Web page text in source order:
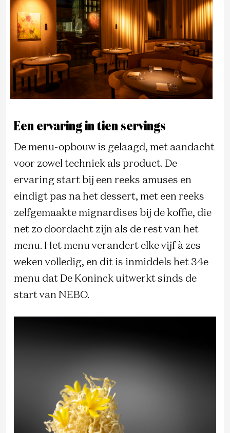
Een ervaring in tien servings
De menu-opbouw is gelaagd, met aandacht
voor zowel techniek als product. De
ervaring start bij een reeks amuses en
eindigt pas na het dessert, met een reeks
zelfgemaakte mignardises bij de koffie, die
net zo doordacht zijn als de rest van het
menu. Het menu verandert elke vijf à zes
weken volledig, en dit is inmiddels het 34e
menu dat De Koninck uitwerkt sinds de
start van NEBO.